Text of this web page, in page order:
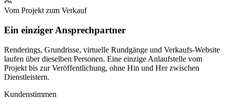
Vom Projekt zum Verkauf
Ein einziger Ansprechpartner
Renderings, Grundrisse, virtuelle Rundgänge und Verkaufs-Website
laufen über dieselben Personen. Eine einzige Anlaufstelle vom
Projekt bis zur Veröffentlichung, ohne Hin und Her zwischen
Dienstleistern.
Kundenstimmen